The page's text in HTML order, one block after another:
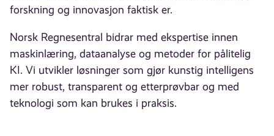
forskning og innovasjon faktisk er.
Norsk Regnesentral bidrar med ekspertise innen
maskinlæring, dataanalyse og metoder for pålitelig
KI. Vi utvikler løsninger som gjør kunstig intelligens
mer robust, transparent og etterprøvbar og med
teknologi som kan brukes i praksis.